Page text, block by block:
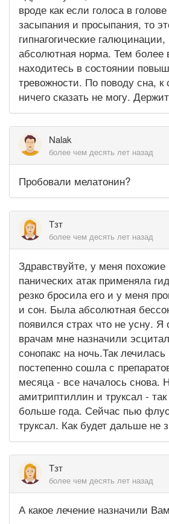
вроде как если голоса в
засыпания и просыпания, то
гипнагогические
абсолютная норма. Тем более
находитесь в состоянии
тревожности. По поводу сна,
ничего сказать не могу.
Nalak
более чем десять лет назад
Пробовали мелатонин?
Тзт
более чем десять лет назад
Здравствуйте, у меня
панических атак применяла
резко бросила его и у меня
и сон. Была абсолютная
появился страх что не усну. Я
врачам мне назначили
сонопакс на ночь.Так
постепенно сошла с
месяца - все началось снова.
амитриптиллин и труксал -
больше года. Сейчас пью
труксал. Как будет дальше не
Тзт
более чем десять лет назад
А какое лечение назначили